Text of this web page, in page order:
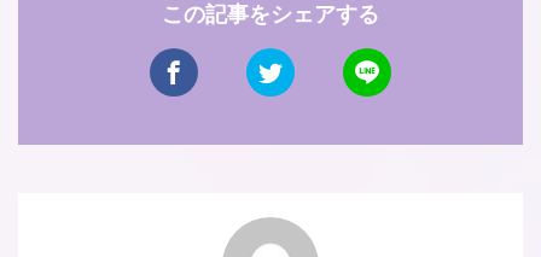
この記事をシェアする